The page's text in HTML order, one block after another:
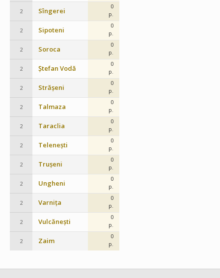
2 Sîngerei
0
p.
2 Sipoteni
0
p.
2 Soroca
0
p.
2 Ștefan Vodă
0
p.
2 Strășeni
0
p.
2 Talmaza
0
p.
2 Taraclia
0
p.
2 Telenești
0
p.
2 Trușeni
0
p.
2 Ungheni
0
p.
2 Varnița
0
p.
2 Vulcănești
0
p.
2 Zaim
0
p.